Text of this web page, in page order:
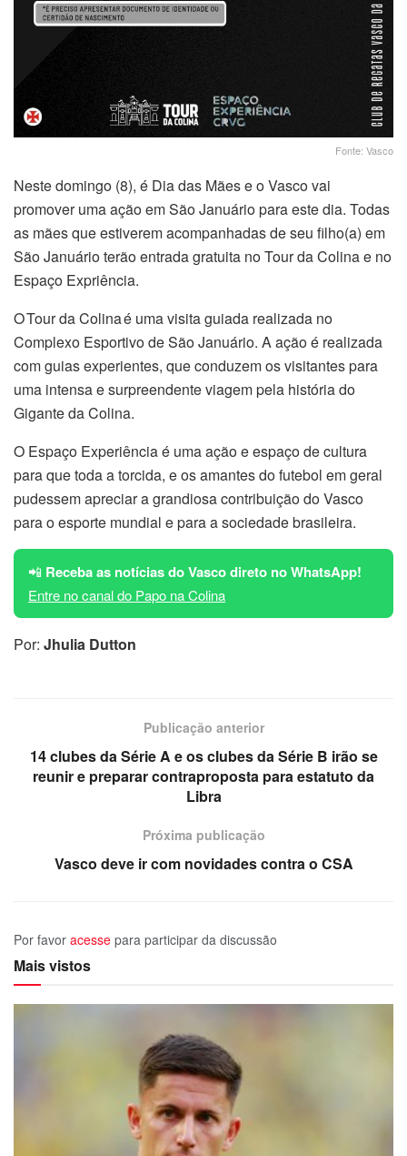
Fonte: Vasco
Neste domingo (8), é Dia das Mães e o Vasco vai
promover uma ação em São Januário para este dia. Todas
as mães que estiverem acompanhadas de seu filho(a) em
São Januário terão entrada gratuita no Tour da Colina e no
Espaço Expriência.
O Tour da Colina é uma visita guiada realizada no
Complexo Esportivo de São Januário. A ação é realizada
com guias experientes, que conduzem os visitantes para
uma intensa e surpreendente viagem pela história do
Gigante da Colina.
O Espaço Experiência é uma ação e espaço de cultura
para que toda a torcida, e os amantes do futebol em geral
pudessem apreciar a grandiosa contribuição do Vasco
para o esporte mundial e para a sociedade brasileira.
📲 Receba as notícias do Vasco direto no WhatsApp!
Entre no canal do Papo na Colina
Por: Jhulia Dutton
Publicação anterior
14 clubes da Série A e os clubes da Série B irão se
reunir e preparar contraproposta para estatuto da
Libra
Próxima publicação
Vasco deve ir com novidades contra o CSA
Por favor acesse para participar da discussão
Mais vistos